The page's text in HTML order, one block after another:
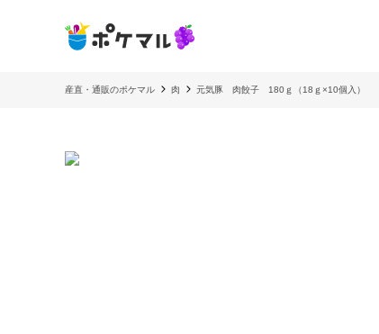
産直・通販のポケマル 肉 元気豚 肉餃子 180ｇ（18ｇ×10個入）